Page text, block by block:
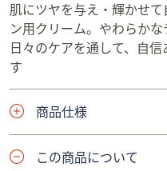
肌にツヤを与え・輝かせ
ン用クリーム。やわらかな
日々のケアを通して、自
す
商品仕様
この商品について